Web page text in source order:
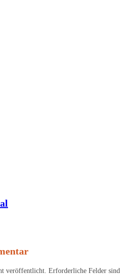
veröffentlicht. Erforderliche Felder sind